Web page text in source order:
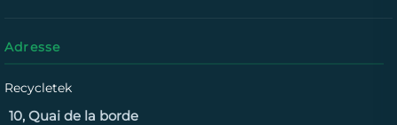
Adresse
Recycletek
10, Quai de la borde